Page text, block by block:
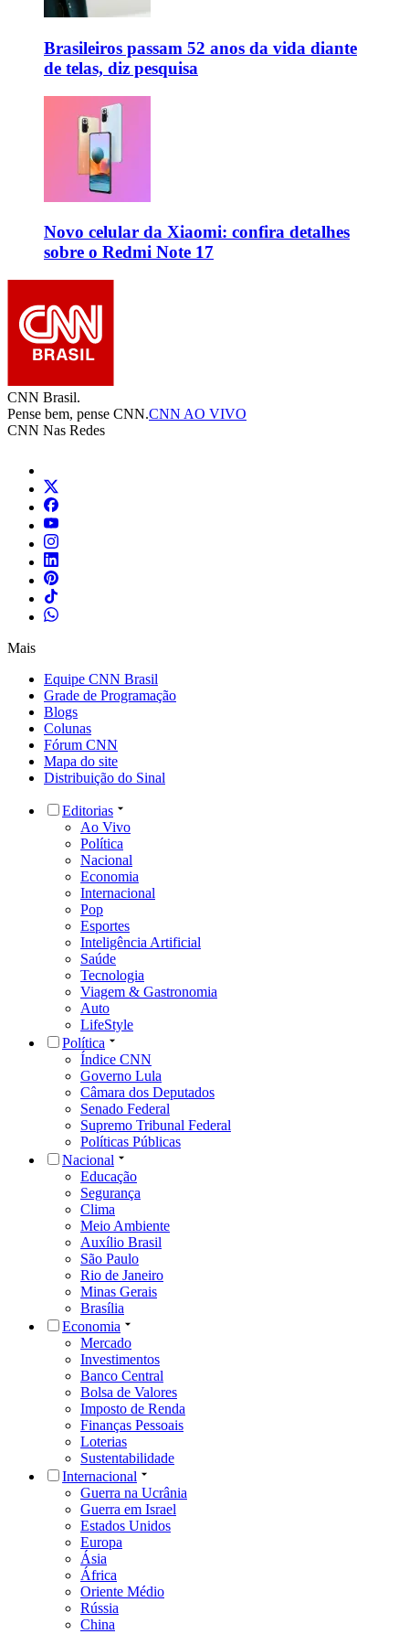
Brasileiros passam 52 anos da vida diante
de telas, diz pesquisa
Novo celular da Xiaomi: confira detalhes
sobre o Redmi Note 17
CNN Brasil.
Pense bem, pense CNN.CNN AO VIVO
CNN Nas Redes
Mais
Equipe CNN Brasil
Grade de Programação
Blogs
Colunas
Fórum CNN
Mapa do site
Distribuição do Sinal
Editorias
Ao Vivo
Política
Nacional
Economia
Internacional
Pop
Esportes
Inteligência Artificial
Saúde
Tecnologia
Viagem & Gastronomia
Auto
LifeStyle
Política
Índice CNN
Governo Lula
Câmara dos Deputados
Senado Federal
Supremo Tribunal Federal
Políticas Públicas
Nacional
Educação
Segurança
Clima
Meio Ambiente
Auxílio Brasil
São Paulo
Rio de Janeiro
Minas Gerais
Brasília
Economia
Mercado
Investimentos
Banco Central
Bolsa de Valores
Imposto de Renda
Finanças Pessoais
Loterias
Sustentabilidade
Internacional
Guerra na Ucrânia
Guerra em Israel
Estados Unidos
Europa
Ásia
África
Oriente Médio
Rússia
China